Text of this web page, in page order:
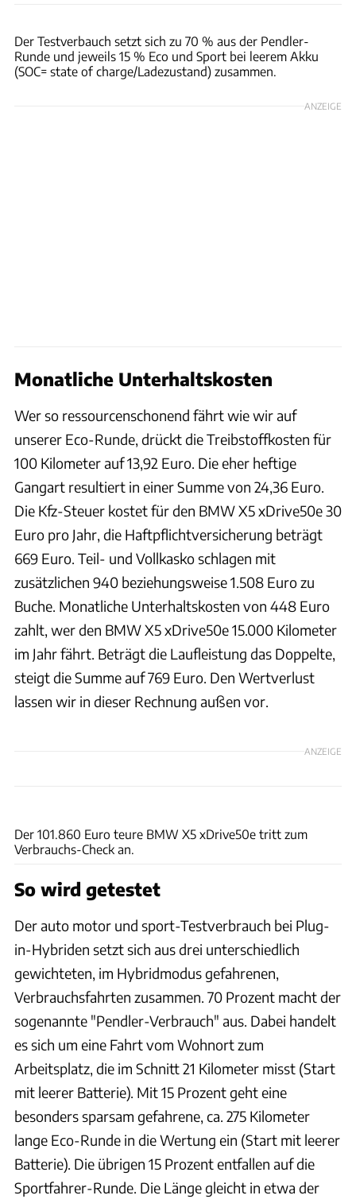
Der Testverbauch setzt sich zu 70 % aus der Pendler-
Runde und jeweils 15 % Eco und Sport bei leerem Akku
(SOC= state of charge/Ladezustand) zusammen.
ANZEIGE
Monatliche Unterhaltskosten
Wer so ressourcenschonend fährt wie wir auf
unserer Eco-Runde, drückt die Treibstoffkosten für
100 Kilometer auf 13,92 Euro. Die eher heftige
Gangart resultiert in einer Summe von 24,36 Euro.
Die Kfz-Steuer kostet für den BMW X5 xDrive50e 30
Euro pro Jahr, die Haftpflichtversicherung beträgt
669 Euro. Teil- und Vollkasko schlagen mit
zusätzlichen 940 beziehungsweise 1.508 Euro zu
Buche. Monatliche Unterhaltskosten von 448 Euro
zahlt, wer den BMW X5 xDrive50e 15.000 Kilometer
im Jahr fährt. Beträgt die Laufleistung das Doppelte,
steigt die Summe auf 769 Euro. Den Wertverlust
lassen wir in dieser Rechnung außen vor.
ANZEIGE
Der 101.860 Euro teure BMW X5 xDrive50e tritt zum
Verbrauchs-Check an.
So wird getestet
Der auto motor und sport-Testverbrauch bei Plug-
in-Hybriden setzt sich aus drei unterschiedlich
gewichteten, im Hybridmodus gefahrenen,
Verbrauchsfahrten zusammen. 70 Prozent macht der
sogenannte "Pendler-Verbrauch" aus. Dabei handelt
es sich um eine Fahrt vom Wohnort zum
Arbeitsplatz, die im Schnitt 21 Kilometer misst (Start
mit leerer Batterie). Mit 15 Prozent geht eine
besonders sparsam gefahrene, ca. 275 Kilometer
lange Eco-Runde in die Wertung ein (Start mit leerer
Batterie). Die übrigen 15 Prozent entfallen auf die
Sportfahrer-Runde. Die Länge gleicht in etwa der